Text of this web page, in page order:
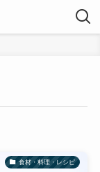
食材・料理・レシピ